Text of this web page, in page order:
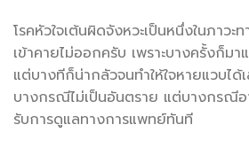
โรคหัวใจเต้นผิดจังหวะเป็นหนึ่งในภาวะ
เข้าคายไม่ออกครับ เพราะบางครั้งก็ม
แต่บางทีก็น่ากลัวจนทำให้ใจหายแวบไ
บางกรณีไม่เป็นอันตราย แต่บางกรณีอ
รับการดูแลทางการแพทย์ทันที